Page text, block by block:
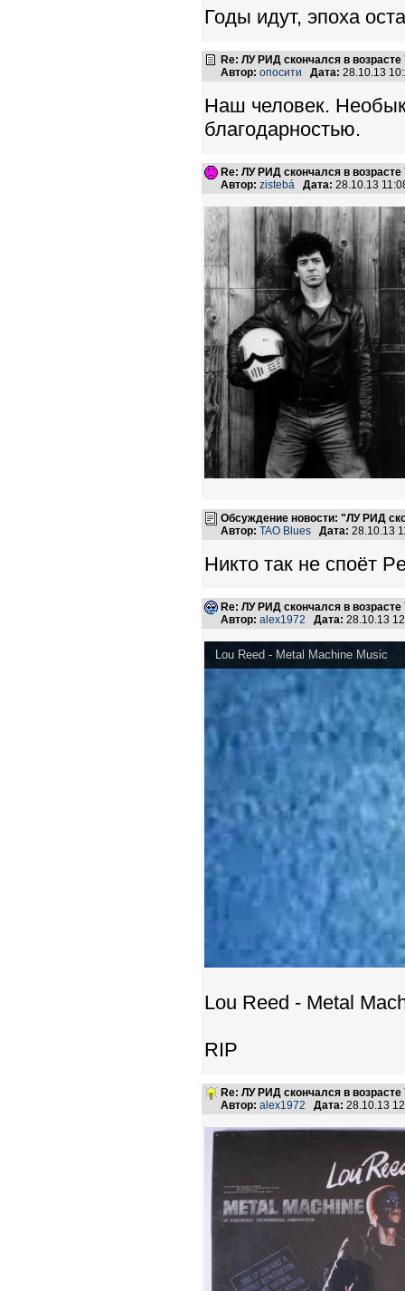
Годы идут, эпоха
Re: ЛУ РИД скончался в возрасте
Автор: опосити Дата: 28.10.13
Наш человек.
благодарностью.
Re: ЛУ РИД скончался в возрасте
Автор: zistebá Дата: 28.10.13
Обсуждение новости: "ЛУ РИД
Автор: TAO Blues Дата: 28.10.13
Никто так не споёт
Re: ЛУ РИД скончался в возрасте
Автор: alex1972 Дата: 28.10.13
Lou Reed - Metal Machine Music
Lou Reed - Metal
RIP
Re: ЛУ РИД скончался в возрасте
Автор: alex1972 Дата: 28.10.13